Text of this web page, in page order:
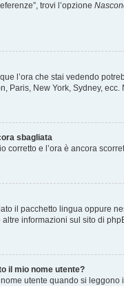
trovi l’opzione
l’ora che stai vedendo
Paris, New York, Sydney,
sbagliata
corretto e l’ora è ancora
il pacchetto lingua oppure
informazioni sul sito di
il mio nome utente?
utente quando si